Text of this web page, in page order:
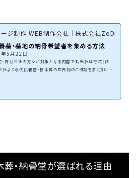
ジ制作 WEB制作会社｜株式会社ZoDDo
墓・墓地の納骨希望者を集める方法
5月22日
石材会社の方々が対象となる内容です。当社は寺院（住
社より永代供養墓・樹木葬の広告物のご相談を多く頂いて
者を集めるために工夫している方法を解説します。デザイ
葬・納骨堂が選ばれる理由